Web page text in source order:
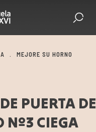
. MEJORE SU HORNO
PUERTA DE
Nº3 CIEGA